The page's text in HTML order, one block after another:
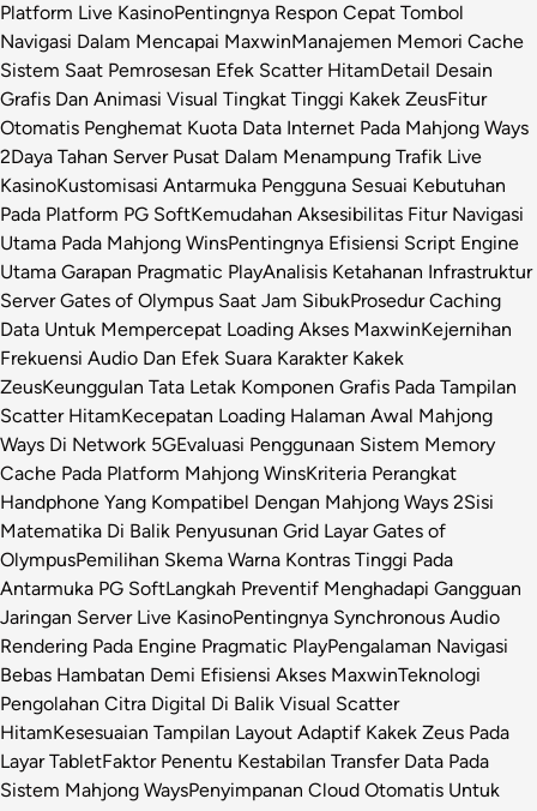
Platform Live KasinoPentingnya Respon Cepat Tombol
Navigasi Dalam Mencapai MaxwinManajemen Memori Cache
Sistem Saat Pemrosesan Efek Scatter HitamDetail Desain
Grafis Dan Animasi Visual Tingkat Tinggi Kakek ZeusFitur
Otomatis Penghemat Kuota Data Internet Pada Mahjong Ways
2Daya Tahan Server Pusat Dalam Menampung Trafik Live
KasinoKustomisasi Antarmuka Pengguna Sesuai Kebutuhan
Pada Platform PG SoftKemudahan Aksesibilitas Fitur Navigasi
Utama Pada Mahjong WinsPentingnya Efisiensi Script Engine
Utama Garapan Pragmatic PlayAnalisis Ketahanan Infrastruktur
Server Gates of Olympus Saat Jam SibukProsedur Caching
Data Untuk Mempercepat Loading Akses MaxwinKejernihan
Frekuensi Audio Dan Efek Suara Karakter Kakek
ZeusKeunggulan Tata Letak Komponen Grafis Pada Tampilan
Scatter HitamKecepatan Loading Halaman Awal Mahjong
Ways Di Network 5GEvaluasi Penggunaan Sistem Memory
Cache Pada Platform Mahjong WinsKriteria Perangkat
Handphone Yang Kompatibel Dengan Mahjong Ways 2Sisi
Matematika Di Balik Penyusunan Grid Layar Gates of
OlympusPemilihan Skema Warna Kontras Tinggi Pada
Antarmuka PG SoftLangkah Preventif Menghadapi Gangguan
Jaringan Server Live KasinoPentingnya Synchronous Audio
Rendering Pada Engine Pragmatic PlayPengalaman Navigasi
Bebas Hambatan Demi Efisiensi Akses MaxwinTeknologi
Pengolahan Citra Digital Di Balik Visual Scatter
HitamKesesuaian Tampilan Layout Adaptif Kakek Zeus Pada
Layar TabletFaktor Penentu Kestabilan Transfer Data Pada
Sistem Mahjong WaysPenyimpanan Cloud Otomatis Untuk